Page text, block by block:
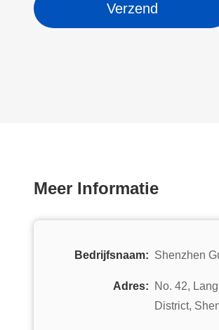
Verzend
Meer Informatie
Bedrijfsnaam: Shenzhen
Adres:
No. 42,
District,